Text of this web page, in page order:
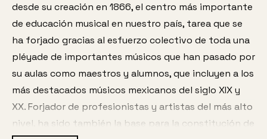
desde su creación en 1866, el centro más importante
de educación musical en nuestro país, tarea que se
ha forjado gracias al esfuerzo colectivo de toda una
pléyade de importantes músicos que han pasado por
su aulas como maestros y alumnos, que incluyen a los
más destacados músicos mexicanos del siglo XIX y
XX. Forjador de profesionistas y artistas del más alto
nivel, ha sido también la base para la constitución de